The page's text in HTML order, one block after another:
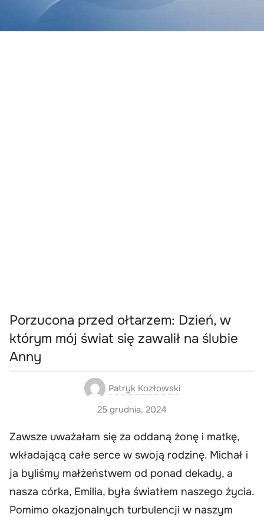
Porzucona przed ołtarzem: Dzień, w
którym mój świat się zawalił na ślubie
Anny
Patryk Kozłowski
25 grudnia, 2024
Zawsze uważałam się za oddaną żonę i matkę,
wkładającą całe serce w swoją rodzinę. Michał i
ja byliśmy małżeństwem od ponad dekady, a
nasza córka, Emilia, była światłem naszego życia.
Pomimo okazjonalnych turbulencji w naszym